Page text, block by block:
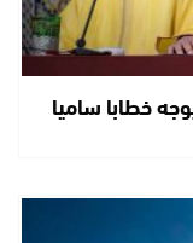
خطابا ساميا